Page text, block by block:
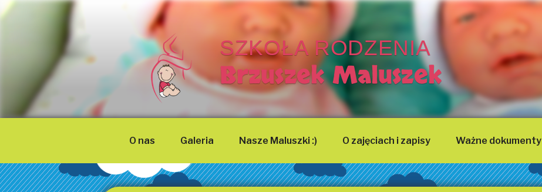
Przejdź
SZKOŁA RODZENIA
Brzuszek Maluszek
O nas Galeria Nasze Maluszki :) O zajęciach i zapisy Ważne dokumenty